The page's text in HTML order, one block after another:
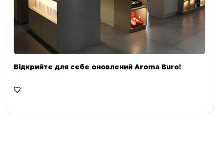
Відкрийте для себе оновлений Aroma Buro! ⠀